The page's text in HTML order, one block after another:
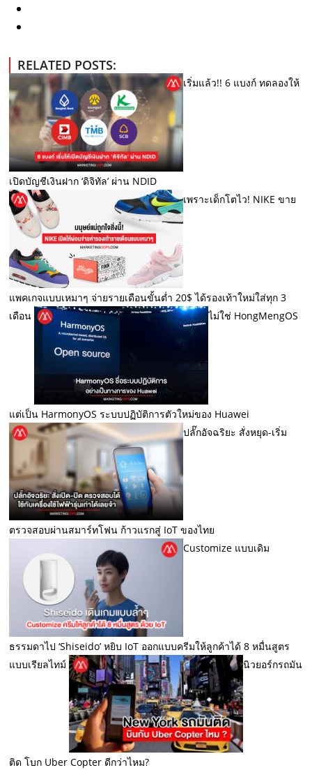
RELATED POSTS:
เริ่มแล้ว!! 6 แบงก์ ทดลองให้
เปิดบัญชีเงินฝาก ‘ดิจิทัล’ ผ่าน NDID
เพราะเด็กโตไว! NIKE ขาย
แพคเกจแบบเหมาๆ จ่ายรายเดือนขั้นต่ำ 20$ ได้รองเท้าใหม่ใส่ทุก 3
เดือน
ไม่ใช่ HongMengOS
แต่เป็น HarmonyOS ระบบปฏิบัติการตัวใหม่ของ Huawei
ปลั๊กอัจฉริยะ สั่งหยุด-เริ่ม
ตรวจสอบผ่านสมาร์ทโฟน ก้าวแรกสู่ IoT ของไทย
Customize แบบเดิม
ธรรมดาไป ‘Shiseido’ หยิบ IoT ออกแบบครีมให้ลูกค้าได้ 8 หมื่นสูตร
แบบเรียลไทม์
นิวยอร์กรถมัน
ติด โบก Uber Copter ดีกว่าไหม?